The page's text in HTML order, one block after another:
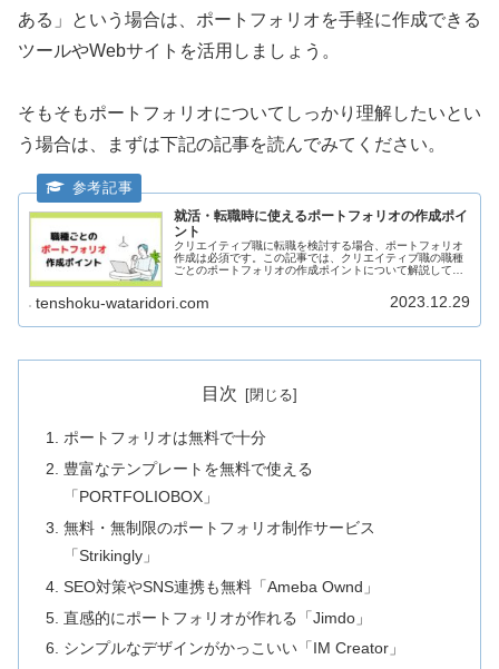
ある」という場合は、ポートフォリオを手軽に作成できる
ツールやWebサイトを活用しましょう。
そもそもポートフォリオについてしっかり理解したいとい
う場合は、まずは下記の記事を読んでみてください。
就活・転職時に使えるポートフォリオの作成ポイ
ント
クリエイティブ職に転職を検討する場合、ポートフォリオ
作成は必須です。この記事では、クリエイティブ職の職種
ごとのポートフォリオの作成ポイントについて解説してい
tenshoku-wataridori.com 2023.12.29
目次
ポートフォリオは無料で十分
豊富なテンプレートを無料で使える
「PORTFOLIOBOX」
無料・無制限のポートフォリオ制作サービス
「Strikingly」
SEO対策やSNS連携も無料「Ameba Ownd」
直感的にポートフォリオが作れる「Jimdo」
シンプルなデザインがかっこいい「IM Creator」